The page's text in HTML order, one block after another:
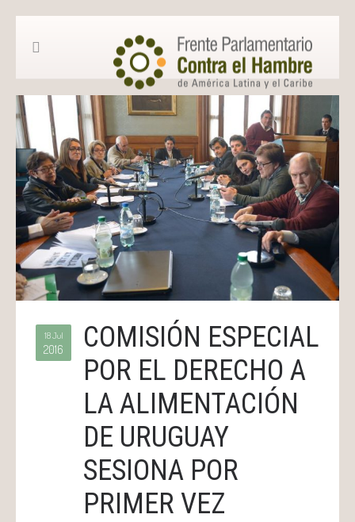
18 Jul
2016
COMISIÓN ESPECIAL
POR EL DERECHO A
LA ALIMENTACIÓN
DE URUGUAY
SESIONA POR
PRIMER VEZ